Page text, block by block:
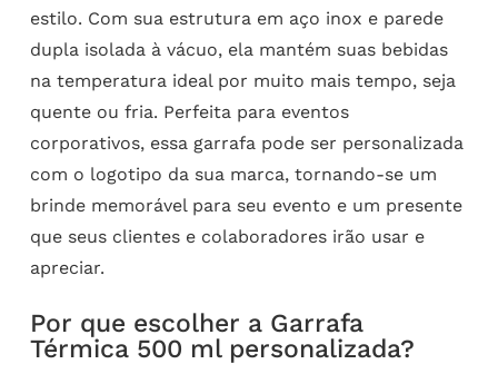
estilo. Com sua estrutura em aço inox e parede
dupla isolada à vácuo, ela mantém suas bebidas
na temperatura ideal por muito mais tempo, seja
quente ou fria. Perfeita para eventos
corporativos, essa garrafa pode ser personalizada
com o logotipo da sua marca, tornando-se um
brinde memorável para seu evento e um presente
que seus clientes e colaboradores irão usar e
apreciar.
Por que escolher a Garrafa
Térmica 500 ml personalizada?